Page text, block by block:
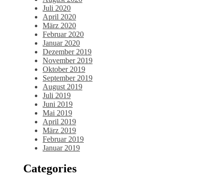
Juli 2020
April 2020
März 2020
Februar 2020
Januar 2020
Dezember 2019
November 2019
Oktober 2019
September 2019
August 2019
Juli 2019
Juni 2019
Mai 2019
April 2019
März 2019
Februar 2019
Januar 2019
Categories